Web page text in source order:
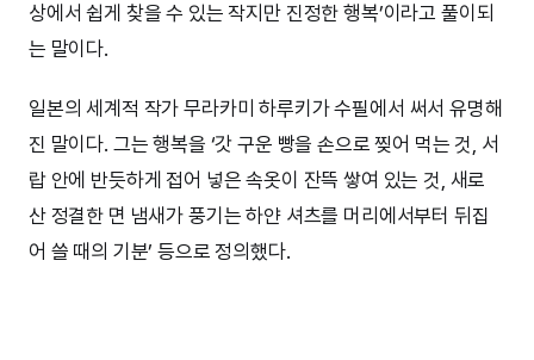
상에서 쉽게 찾을 수 있는 작지만 진정한 행복’이라고 풀이되
는 말이다.
일본의 세계적 작가 무라카미 하루키가 수필에서 써서 유명해
진 말이다. 그는 행복을 ‘갓 구운 빵을 손으로 찢어 먹는 것, 서
랍 안에 반듯하게 접어 넣은 속옷이 잔뜩 쌓여 있는 것, 새로
산 정결한 면 냄새가 풍기는 하얀 셔츠를 머리에서부터 뒤집
어 쓸 때의 기분’ 등으로 정의했다.